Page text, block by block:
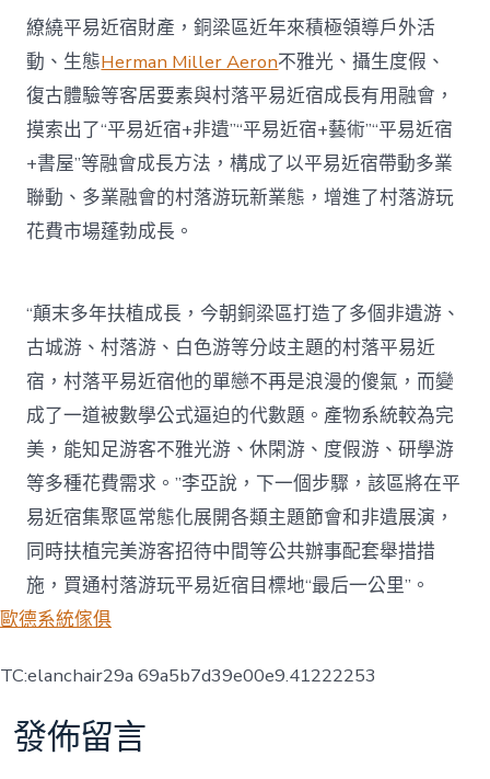
繚繞平易近宿財產，銅梁區近年來積極領導戶外活
動、生態Herman Miller Aeron不雅光、攝生度假、
復古體驗等客居要素與村落平易近宿成長有用融會，
摸索出了“平易近宿+非遺”“平易近宿+藝術”“平易近宿
+書屋”等融會成長方法，構成了以平易近宿帶動多業
聯動、多業融會的村落游玩新業態，增進了村落游玩
花費市場蓬勃成長。
“顛末多年扶植成長，今朝銅梁區打造了多個非遺游、
古城游、村落游、白色游等分歧主題的村落平易近
宿，村落平易近宿他的單戀不再是浪漫的傻氣，而變
成了一道被數學公式逼迫的代數題。產物系統較為完
美，能知足游客不雅光游、休閑游、度假游、研學游
等多種花費需求。”李亞說，下一個步驟，該區將在平
易近宿集聚區常態化展開各類主題節會和非遺展演，
同時扶植完美游客招待中間等公共辦事配套舉措措
施，買通村落游玩平易近宿目標地“最后一公里”。
歐德系統傢俱
TC:elanchair29a 69a5b7d39e00e9.41222253
發佈留言